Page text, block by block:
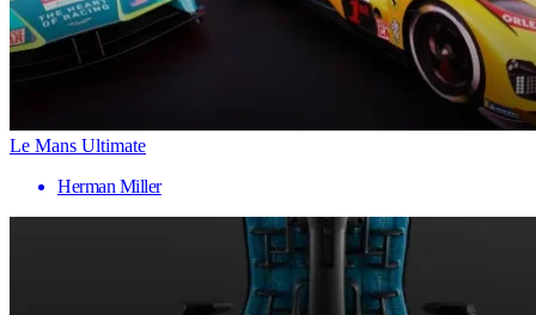
Le Mans Ultimate
Herman Miller